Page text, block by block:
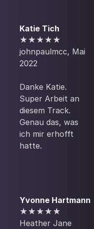
Katie Tich
★★★★★
‍‍johnpaulmcc, Mai
2022
‍Danke Katie.
Super Arbeit an
diesem Track.
Genau das, was
ich mir erhofft
hatte.
Yvonne Hartmann
★★★★★
Heather Jane